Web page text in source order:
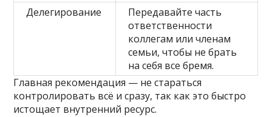
Делегирование
Передавайте часть
ответственности
коллегам или членам
семьи, чтобы не брать
на себя все бремя.
Главная рекомендация — не стараться
контролировать всё и сразу, так как это быстро
истощает внутренний ресурс.